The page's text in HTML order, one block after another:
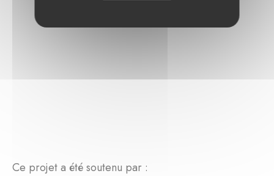
Ce projet a été soutenu par :